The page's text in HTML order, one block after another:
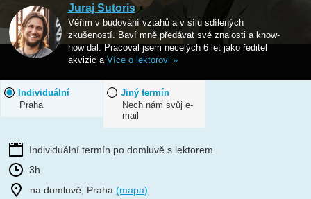
Juraj Sutoris
Věřím v budování vztahů a v sílu sdílených
zkušeností. Baví mně předávat své znalosti a know-
how dál. Pracoval jsem necelých 6 let jako ředitel
akvizic a Více o lektorovi »
Individuální
Praha
Jiný termín
Nech nám svůj e-
mail
Individuální termín po domluvě s lektorem
3h
na domluvě, Praha(mapa)